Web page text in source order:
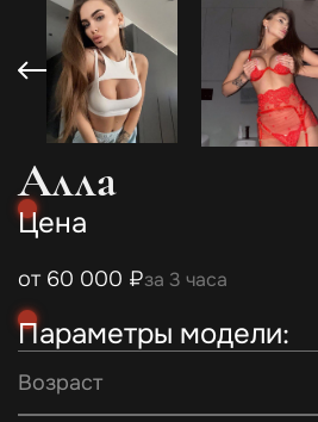
Алла
Цена
от 60 000 ₽за 3 часа
Параметры модели:
Возраст